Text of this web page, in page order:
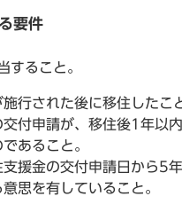
要件
すること。
行された後に移住したこ
付申請が、移住後1年以
あること。
援金の交付申請日から5
思を有していること。